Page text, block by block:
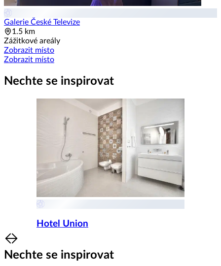
Galerie České Televize
1.5 km
Zážitkové areály
Zobrazit místo
Zobrazit místo
Nechte se inspirovat
Hotel Union
Item
1
of
Nechte se inspirovat